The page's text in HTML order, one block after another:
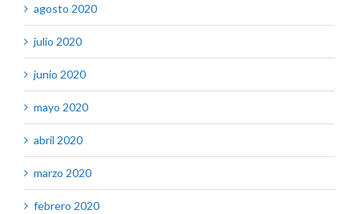
agosto 2020
julio 2020
junio 2020
mayo 2020
abril 2020
marzo 2020
febrero 2020